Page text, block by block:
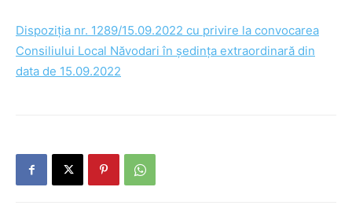
Dispoziția nr. 1289/15.09.2022 cu privire la convocarea
Consiliului Local Năvodari în ședința extraordinară din
data de 15.09.2022